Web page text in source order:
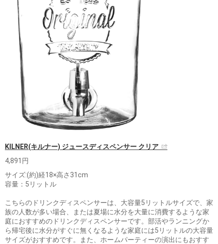
KILNER(キルナー) ジュースディスペンサー クリア
4,891円
サイズ:(約)経18×高さ31cm
容量：5リットル
こちらのドリンクディスペンサーは、大容量5リットルサイズで、家
族の人数が多い場合、または夏場に水分を大量に消費するような家
庭におすすめのドリンクディスペンサーです。部活やランニングか
ら帰宅後に水分がすぐに無くなるような家庭には5リットルの大容量
サイズがおすすめです。また、ホームパーティーの演出にもおすす